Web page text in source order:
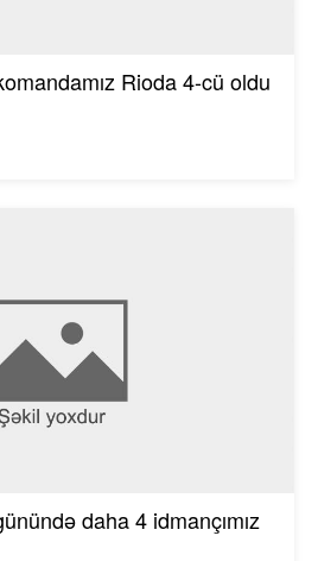
Rioda 4-cü oldu
daha 4 idmançımız